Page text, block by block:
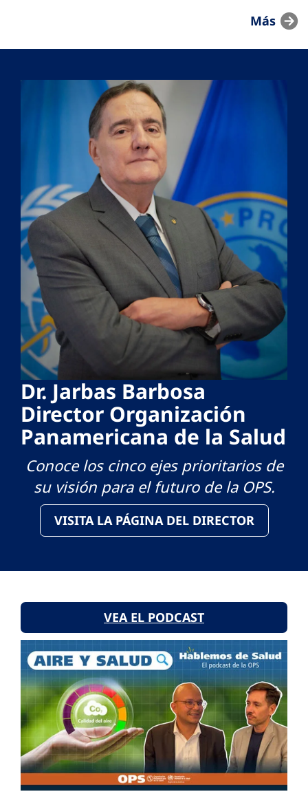
Más
Dr. Jarbas Barbosa
Director Organización
Panamericana de la Salud
Conoce los cinco ejes prioritarios de
su visión para el futuro de la OPS.
VISITA LA PÁGINA DEL DIRECTOR
VEA EL PODCAST